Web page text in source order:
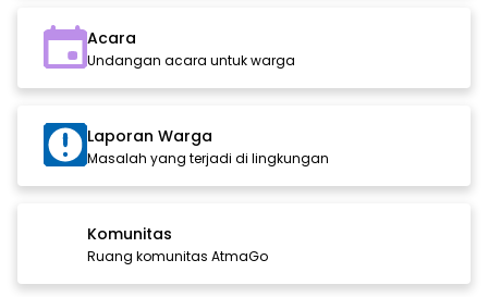
Acara
Undangan acara untuk warga
Laporan Warga
Masalah yang terjadi di lingkungan
Komunitas
Ruang komunitas AtmaGo